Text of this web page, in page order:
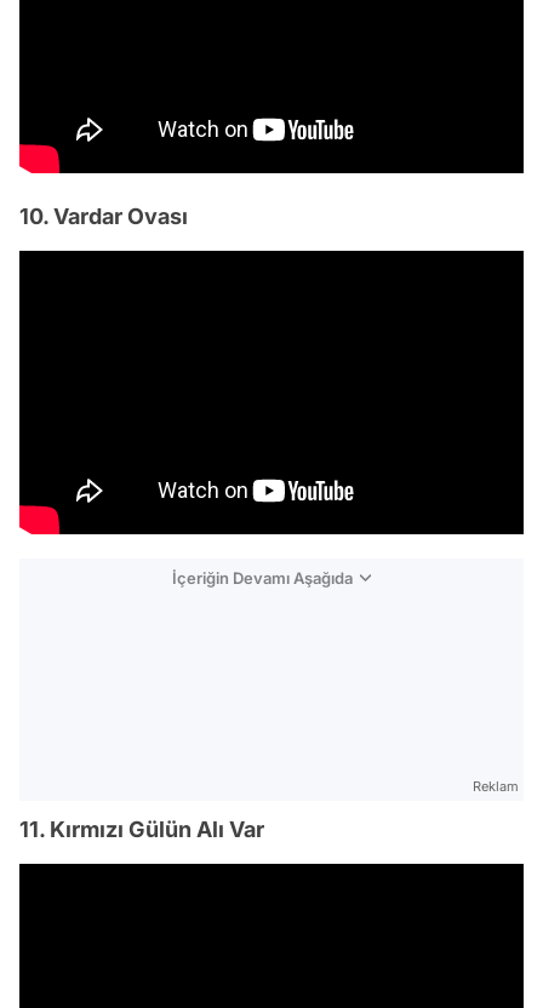
10. Vardar Ovası
İçeriğin Devamı Aşağıda
Reklam
11. Kırmızı Gülün Alı Var